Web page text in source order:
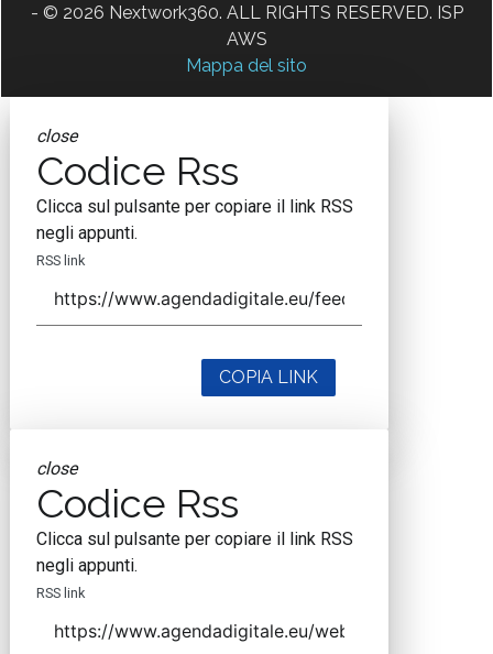
- © 2026 Nextwork360. ALL RIGHTS RESERVED. ISP
AWS
Mappa del sito
close
Codice Rss
Clicca sul pulsante per copiare il link RSS
negli appunti.
RSS link
COPIA LINK
close
Codice Rss
Clicca sul pulsante per copiare il link RSS
negli appunti.
RSS link